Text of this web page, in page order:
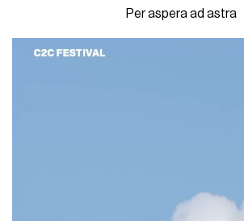
Per aspera ad astra